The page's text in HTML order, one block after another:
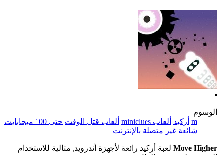
الوسوم
m أركيد ألعاب miniclues ألعاب قتل الوقت حتى 100 ميجابايت
شائعة غير متصلة بالإنترنت
Move Higher لعبة أركيد رائعة لأجهزة أندرويد, مثالية للاستخدام